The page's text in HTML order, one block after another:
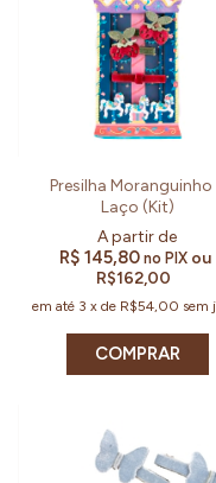
Presilha Moranguinho
Laço (Kit)
R$ 145,80no PIX ou
R$162,00
em até 3 xde R$54,00 sem
COMPRAR